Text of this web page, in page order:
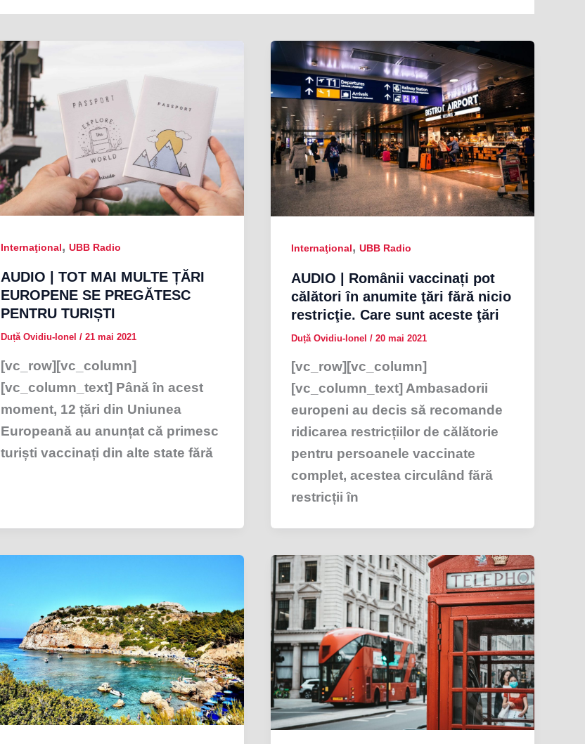
Internaţional,UBB Radio
AUDIO | TOT MAI MULTE ȚĂRI
EUROPENE SE PREGĂTESC
PENTRU TURIȘTI
Duță Ovidiu-Ionel/21 mai 2021
[vc_row][vc_column]
[vc_column_text] Până în acest
moment, 12 țări din Uniunea
Europeană au anunțat că primesc
turiști vaccinați din alte state fără
Internaţional, UBB Radio
AUDIO | Românii vaccinați pot
călători în anumite ţări fără nicio
restricţie. Care sunt aceste ţări
Duță Ovidiu-Ionel / 20 mai 2021
[vc_row][vc_column]
[vc_column_text] Ambasadorii
europeni au decis să recomande
ridicarea restricțiilor de călătorie
pentru persoanele vaccinate
complet, acestea circulând fără
restricții în